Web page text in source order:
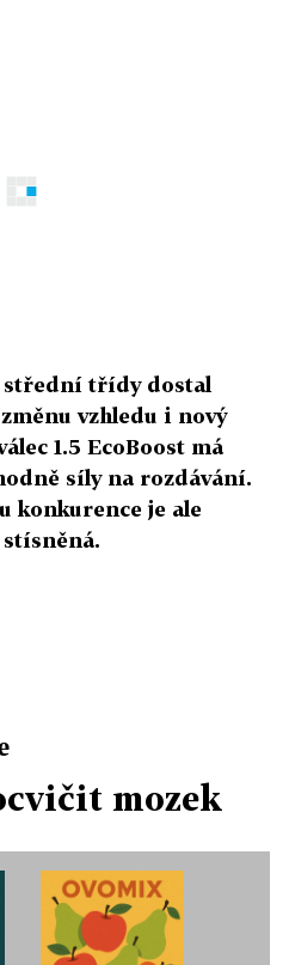
střední třídy dostal
vzhledu i nový
1.5 EcoBoost má
síly na rozdávání.
konkurence je ale
mozek